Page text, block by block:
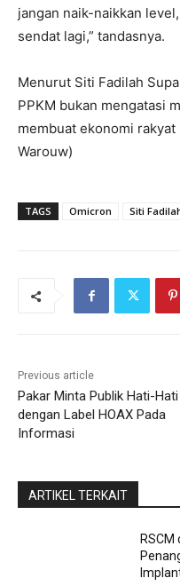
jangan naik-naikkan
sendat lagi,” tandasnya.
Menurut Siti Fadilah
PPKM bukan mengatasi
membuat ekonomi
Warouw)
TAGS Omicron Siti
Previous article
Pakar Minta Publik Hati-Hati
dengan Label HOAX Pada
Informasi
ARTIKEL TERKAIT
RSCM